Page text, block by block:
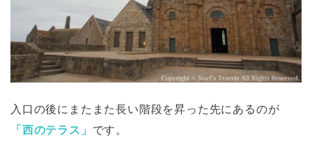
入口の後にまたまた長い階段を昇った先にあるのが
「西のテラス」 です。